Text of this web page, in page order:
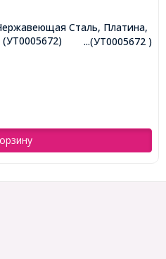
...(УТ0005672 )
Сталь, Платина,